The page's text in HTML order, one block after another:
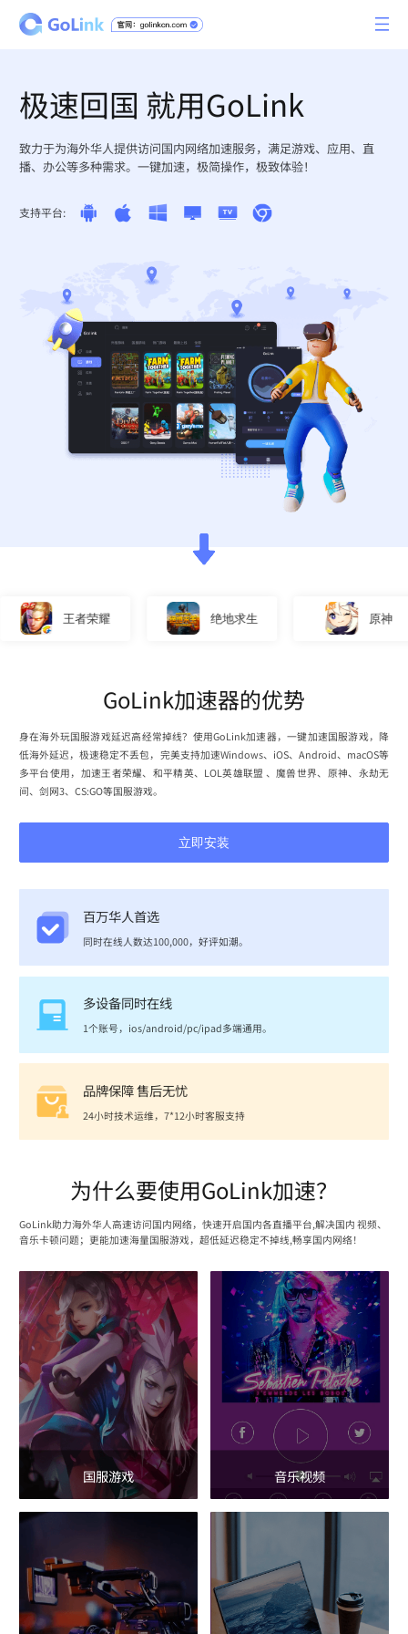
极速回国 就用GoLink
致力于为海外华人提供访问国内网络加速服务，满足游戏、应用、直
播、办公等多种需求。一键加速，极简操作，极致体验！
支持平台:
王者荣耀 绝地求生 原神
GoLink加速器的优势
身在海外玩国服游戏延迟高经常掉线？使用GoLink加速器，一键加速国服游戏，降
低海外延迟，极速稳定不丢包，完美支持加速Windows、iOS、Android、macOS等
多平台使用，加速王者荣耀、和平精英、LOL英雄联盟 、魔兽世界、原神、永劫无
间、剑网3、CS:GO等国服游戏。
立即安装
百万华人首选
同时在线人数达100,000，好评如潮。
多设备同时在线
1个账号，ios/android/pc/ipad多端通用。
品牌保障 售后无忧
24小时技术运维，7*12小时客服支持
为什么要使用GoLink加速？
GoLink助力海外华人高速访问国内网络，快速开启国内各直播平台,解决国内 视频、
音乐卡顿问题；更能加速海量国服游戏，超低延迟稳定不掉线,畅享国内网络！
国服游戏 音乐视频